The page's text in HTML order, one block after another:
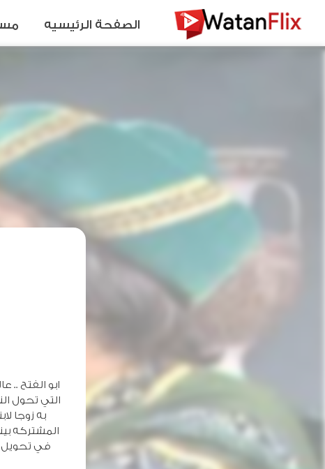
ابو الفتح
التي تحول
به زوجا
المشتركه
في تحويل
الصفحة الرئيسيه